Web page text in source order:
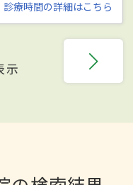
診療時間の詳細はこちら
示